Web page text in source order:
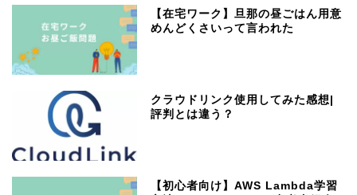
【在宅ワーク】旦那の昼ごはん用意
めんどくさいって言われた
クラウドリンク使用してみた感想|
評判とは違う？
【初心者向け】AWS Lambda学習